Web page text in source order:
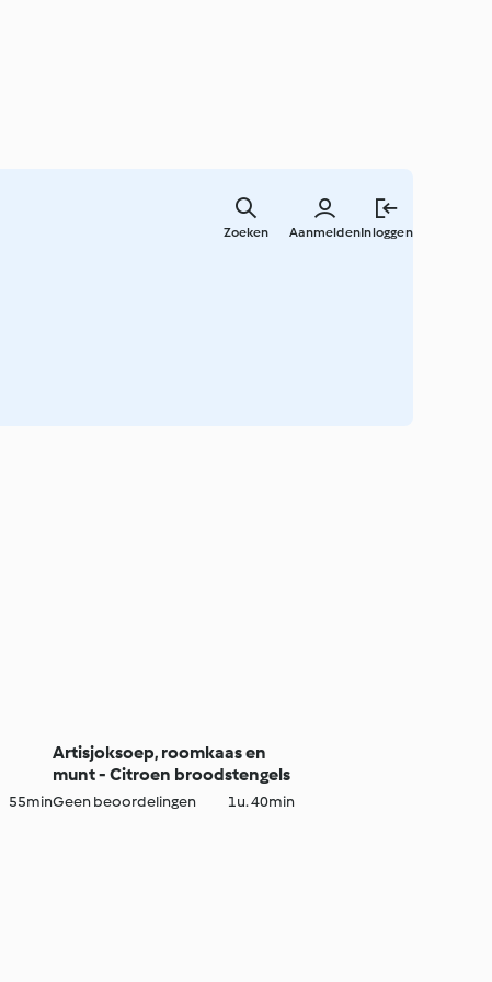
AanmeldenInloggen
Zoeken
55min
Artisjoksoep, roomkaas en
munt - Citroen broodstengels
Geen beoordelingen 1u. 40min